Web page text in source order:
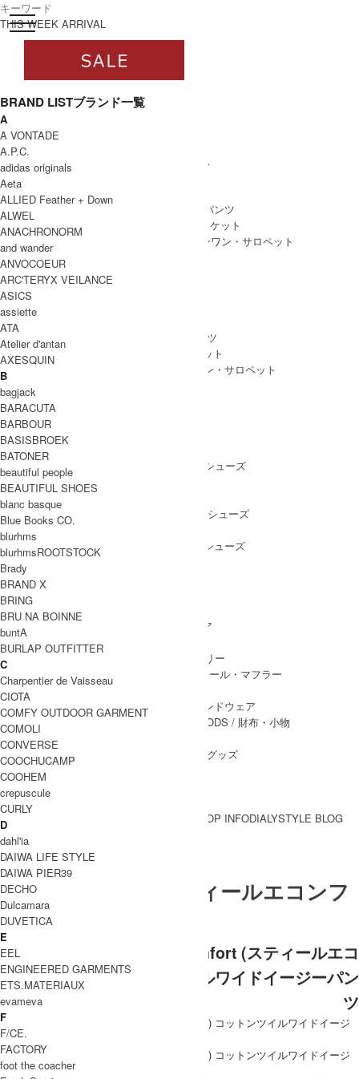
toggle navigation
ログイン
すべて
WOMEN
WOMEN ALL ITEM
/ ワンピース
SKIRT
BOTTOMS
/ ボトムス・パンツ
/ アウター・ジャケット
/ オールインワン・サロペット
MEN
MEN ALL ITEM
/ ボトムス・パンツ
/ アウター・ジャケット
/ オールインワン・サロペット
SHOES
SHOES ALL ITEM
/ ドレスシューズ
BOOTS
PUMPS
/ バレエシューズ
OTHER SHOES
/ その他シューズ
GOODS
GOODS ALL ITEM
/ 帽子・ヘッドウェア
BAG
ACCESSARY
/ アクセサリー
/ ストール・マフラー
LEG WEAR
HAND WEAR
/ 手袋・ハンドウェア
WALLET&GENERAL GOODS / 財布・小物
/ その他グッズ
BRAND一覧
BRAND一覧
SHOP INFODIALYSTYLE BLOG
style + confort (スティールエコンフ
ォール)
[THANK SOLD] style + confort (スティールエコ
ンフォール) コットンツイルワイドイージーパン
ツ
THIS WEEK ARRIVAL
BRAND LISTブランド一覧
A
A VONTADE
A.P.C.
adidas originals
Aeta
ALLIED Feather + Down
ALWEL
ANACHRONORM
and wander
ANVOCOEUR
ARC'TERYX VEILANCE
ASICS
assiette
ATA
Atelier d'antan
AXESQUIN
B
bagjack
BARACUTA
BARBOUR
BASISBROEK
BATONER
beautiful people
BEAUTIFUL SHOES
blanc basque
Blue Books CO.
blurhms
blurhmsROOTSTOCK
Brady
BRAND X
BRING
BRU NA BOINNE
buntA
BURLAP OUTFITTER
C
Charpentier de Vaisseau
CIOTA
COMFY OUTDOOR GARMENT
COMOLI
CONVERSE
COOCHUCAMP
COOHEM
crepuscule
CURLY
D
dahl'ia
DAIWA LIFE STYLE
DAIWA PIER39
DECHO
Dulcamara
DUVETICA
E
EEL
ENGINEERED GARMENTS
ETS.MATERIAUX
evameva
F
F/CE.
FACTORY
foot the coacher